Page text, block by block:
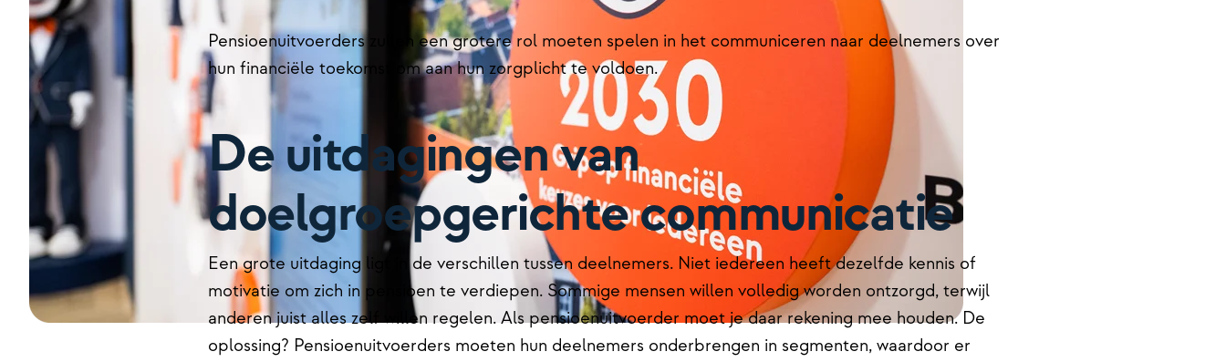
Pensioenuitvoerders zullen een grotere rol moeten spelen in het communiceren naar deelnemers over
hun financiële toekomst om aan hun zorgplicht te voldoen.
De uitdagingen van
doelgroepgerichte communicatie
Een grote uitdaging ligt in de verschillen tussen deelnemers. Niet iedereen heeft dezelfde kennis of
motivatie om zich in pensioen te verdiepen. Sommige mensen willen volledig worden ontzorgd, terwijl
anderen juist alles zelf willen regelen. Als pensioenuitvoerder moet je daar rekening mee houden. De
oplossing? Pensioenuitvoerders moeten hun deelnemers onderbrengen in segmenten, waardoor er